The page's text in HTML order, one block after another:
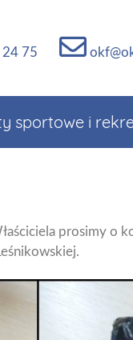
75
sportowe i
prosimy o